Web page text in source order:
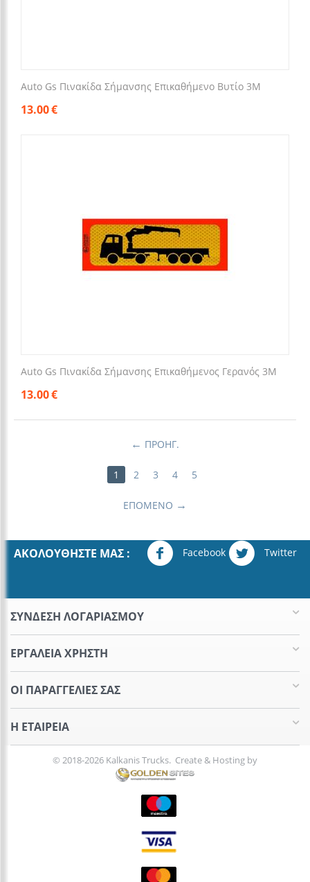
Auto Gs Πινακίδα Σήμανσης Επικαθήμενο Βυτίο 3Μ
13.00€
Auto Gs Πινακίδα Σήμανσης Επικαθήμενος Γερανός 3Μ
13.00€
ΠΡΟΗΓ.
1 2 3 4 5
ΕΠΌΜΕΝΟ
ΑΚΟΛΟΥΘΉΣΤΕ ΜΑΣ : Facebook Twitter
ΣΥΝΔΕΣΗ ΛΟΓΑΡΙΑΣΜΟΥ​
ΕΡΓΑΛΕΊΑ ΧΡΉΣΤΗ
ΟΙ ΠΑΡΑΓΓΕΛΊΕΣ​ ΣΑΣ
Η ΕΤΑΙΡΕΊΑ​
© 2018-2026 Kalkanis Trucks. Create & Hosting by